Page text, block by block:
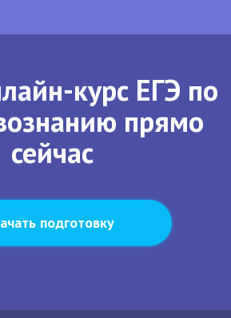
курс ЕГЭ по
прямо
сейчас
подготовку